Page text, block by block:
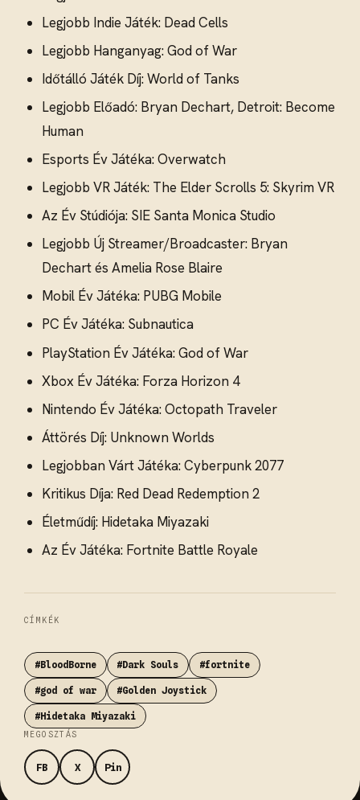
Legjobb Indie Játék: Dead Cells
Legjobb Hanganyag: God of War
Időtálló Játék Díj: World of Tanks
Legjobb Előadó: Bryan Dechart, Detroit: Become
Human
Esports Év Játéka: Overwatch
Legjobb VR Játék: The Elder Scrolls 5: Skyrim VR
Az Év Stúdiója: SIE Santa Monica Studio
Legjobb Új Streamer/Broadcaster: Bryan
Dechart és Amelia Rose Blaire
Mobil Év Játéka: PUBG Mobile
PC Év Játéka: Subnautica
PlayStation Év Játéka: God of War
Xbox Év Játéka: Forza Horizon 4
Nintendo Év Játéka: Octopath Traveler
Áttörés Díj: Unknown Worlds
Legjobban Várt Játéka: Cyberpunk 2077
Kritikus Díja: Red Dead Redemption 2
Életműdíj: Hidetaka Miyazaki
Az Év Játéka: Fortnite Battle Royale
CÍMKÉK
#BloodBorne #Dark Souls #fortnite
#god of war #Golden Joystick
#Hidetaka Miyazaki
MEGOSZTÁS
FB X Pin